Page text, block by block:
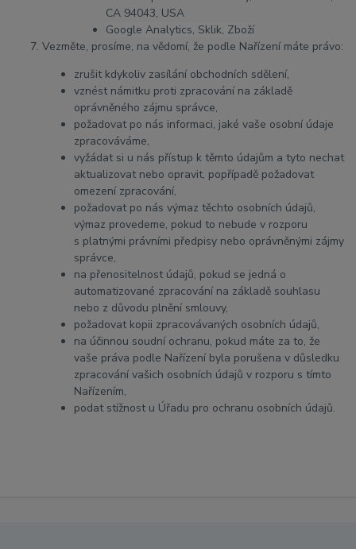
CA 94043, USA
Google Analytics, Sklik, Zboží
Vezměte, prosíme, na vědomí, že podle Nařízení máte právo:
zrušit kdykoliv zasílání obchodních sdělení,
vznést námitku proti zpracování na základě
oprávněného zájmu správce,
požadovat po nás informaci, jaké vaše osobní údaje
zpracováváme,
vyžádat si u nás přístup k těmto údajům a tyto nechat
aktualizovat nebo opravit, popřípadě požadovat
omezení zpracování,
požadovat po nás výmaz těchto osobních údajů,
výmaz provedeme, pokud to nebude v rozporu
s platnými právními předpisy nebo oprávněnými zájmy
správce,
na přenositelnost údajů, pokud se jedná o
automatizované zpracování na základě souhlasu
nebo z důvodu plnění smlouvy,
požadovat kopii zpracovávaných osobních údajů,
na účinnou soudní ochranu, pokud máte za to, že
vaše práva podle Nařízení byla porušena v důsledku
zpracování vašich osobních údajů v rozporu s tímto
Nařízením,
podat stížnost u Úřadu pro ochranu osobních údajů.